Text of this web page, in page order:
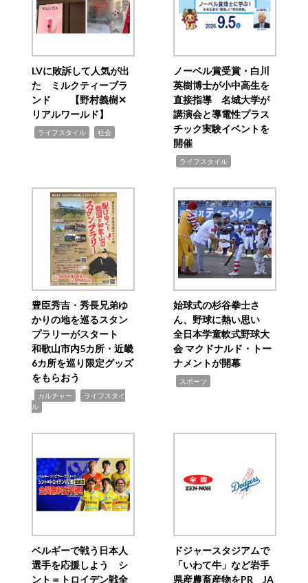
LVに敗訴して人気が出
た ミルクティーブラ
ンド 【野村義樹✕
リアルワールド】
ライフスタイル 社会
ノーベル賞受賞・白川
英樹博士が小中高生を
直接指導 名城大学が
講演会と導電性プラス
チック実験イベントを
開催
ライフスタイル
豊臣秀吉・秀長兄弟ゆ
かりの地を巡るスタン
プラリーがスタート
和歌山市内5カ所・近畿
6カ所を巡り限定グッズ
をもらおう
カルチャー
ライフスタイ
ル
始球式の杉谷拳士さ
ん、野球に熱い思い
全日本学童軟式野球大
会 マクドナルド・トー
ナメントが開幕
スポーツ
ベルギーで戦う日本人
選手を応援しよう シ
ント＝トロイデン戦全
ドジャースタジアムで
「いわて牛」など岩手
県産農畜産物をPR JA